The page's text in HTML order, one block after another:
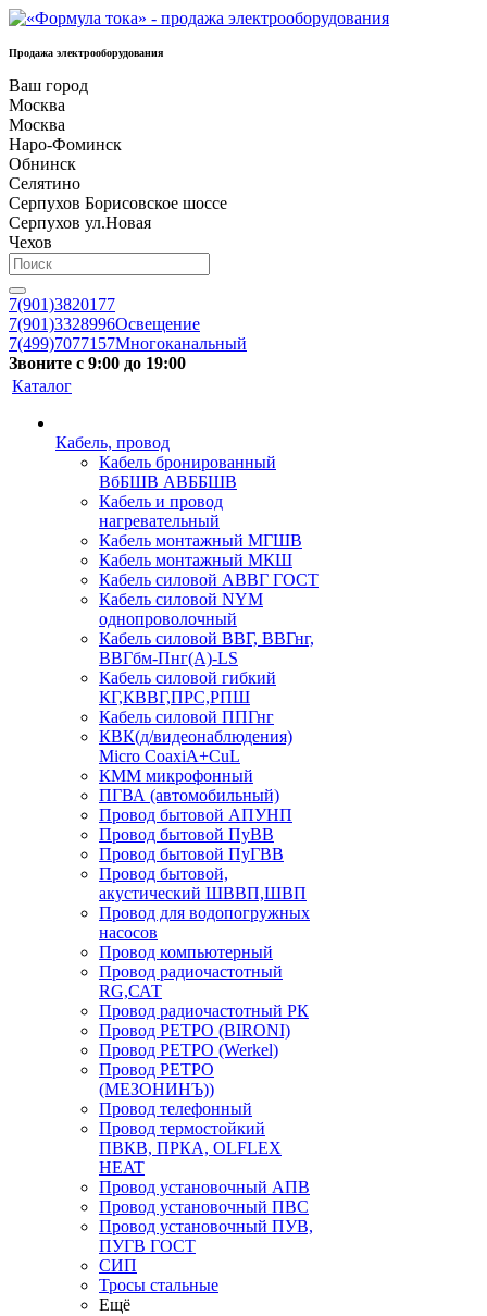
Продажа электрооборудования
Ваш город
Москва
Москва
Наро-Фоминск
Обнинск
Селятино
Серпухов Борисовское шоссе
Серпухов ул.Новая
Чехов
7(901)3820177
7(901)3328996Освещение
7(499)7077157Многоканальный
Звоните с 9:00 до 19:00
Каталог
Кабель, провод
Кабель бронированный
ВбБШВ АВББШВ
Кабель и провод
нагревательный
Кабель монтажный МГШВ
Кабель монтажный МКШ
Кабель силовой АВВГ ГОСТ
Кабель силовой NYM
однопроволочный
Кабель силовой ВВГ, ВВГнг,
ВВГбм-Пнг(А)-LS
Кабель силовой гибкий
КГ,КВВГ,ПРС,РПШ
Кабель силовой ППГнг
КВК(д/видеонаблюдения)
Micro CoaxiA+CuL
КММ микрофонный
ПГВА (автомобильный)
Провод бытовой АПУНП
Провод бытовой ПуВВ
Провод бытовой ПуГВВ
Провод бытовой,
акустический ШВВП,ШВП
Провод для водопогружных
насосов
Провод компьютерный
Провод радиочастотный
RG,САТ
Провод радиочастотный РК
Провод РЕТРО (BIRONI)
Провод РЕТРО (Werkel)
Провод РЕТРО
(МЕЗОНИНЪ))
Провод телефонный
Провод термостойкий
ПВКВ, ПРКА, OLFLEX
HEAT
Провод установочный АПВ
Провод установочный ПВС
Провод установочный ПУВ,
ПУГВ ГОСТ
СИП
Тросы стальные
Ещё